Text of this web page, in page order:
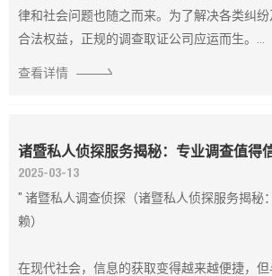
律和社会问题也随之而来。为了解决各类纠
合法权益，正规的调查取证公司应运而生。...
查看详情
诸暨私人侦探服务揭秘：专业调查值得
2025-03-13
" 诸暨私人调查侦探（诸暨私人侦探服务揭秘
赖）
在现代社会，信息的获取变得越来越便捷，